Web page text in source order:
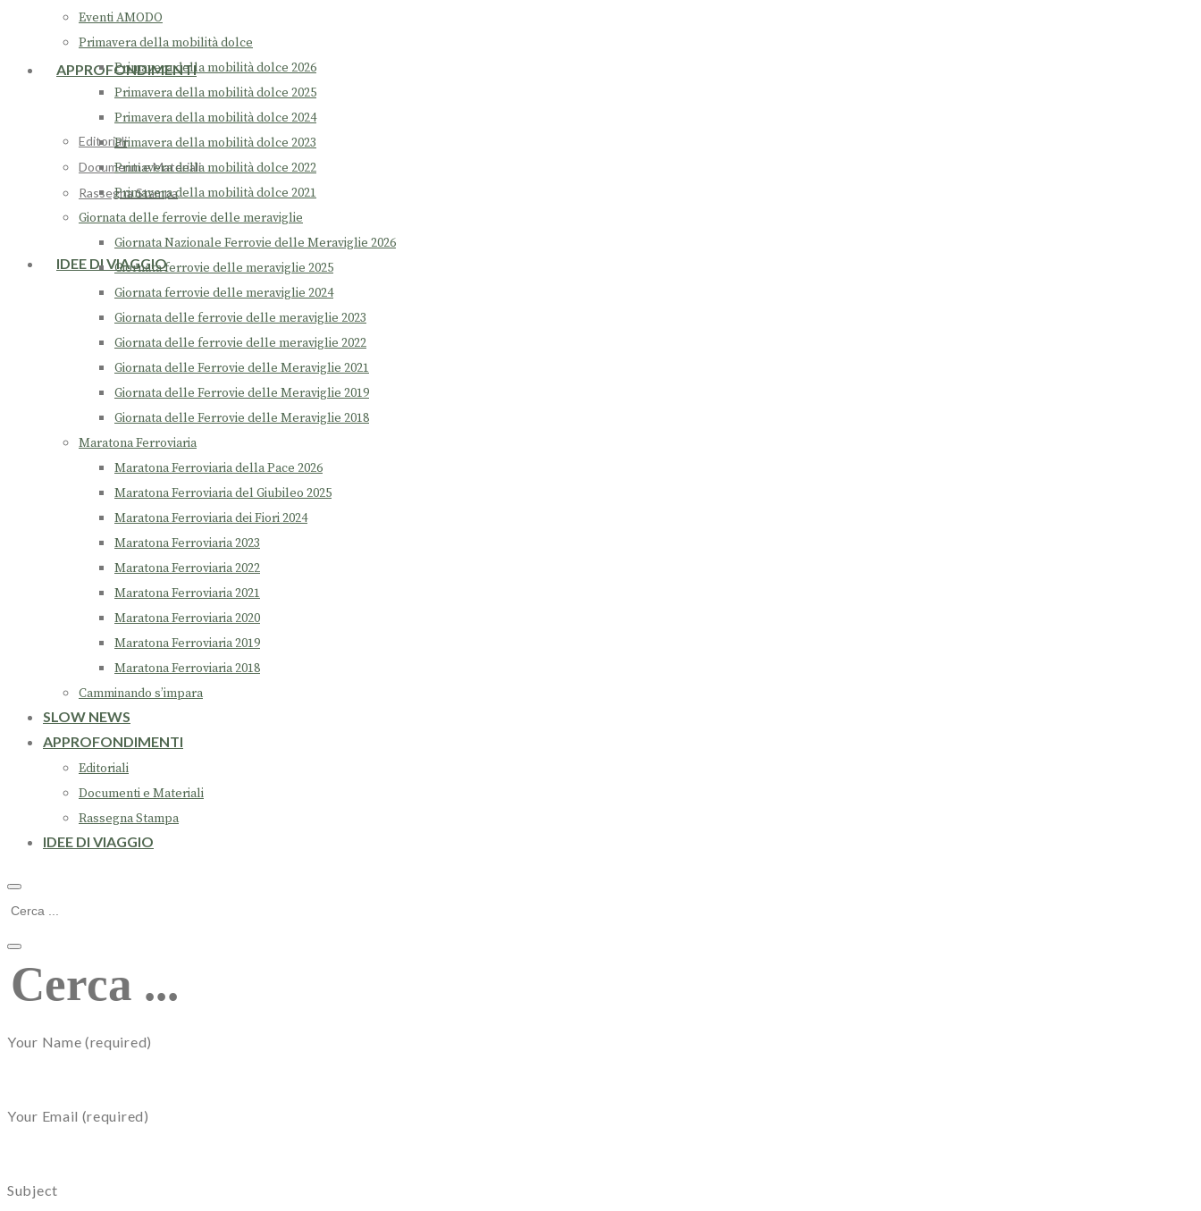
APPROFONDIMENTI
Editoriali
Documenti e Materiali
Rassegna Stampa
IDEE DI VIAGGIO
Eventi AMODO
Primavera della mobilità dolce
Primavera della mobilità dolce 2026
Primavera della mobilità dolce 2025
Primavera della mobilità dolce 2024
Primavera della mobilità dolce 2023
Primavera della mobilità dolce 2022
Primavera della mobilità dolce 2021
Giornata delle ferrovie delle meraviglie
Giornata Nazionale Ferrovie delle Meraviglie 2026
Giornata ferrovie delle meraviglie 2025
Giornata ferrovie delle meraviglie 2024
Giornata delle ferrovie delle meraviglie 2023
Giornata delle ferrovie delle meraviglie 2022
Giornata delle Ferrovie delle Meraviglie 2021
Giornata delle Ferrovie delle Meraviglie 2019
Giornata delle Ferrovie delle Meraviglie 2018
Maratona Ferroviaria
Maratona Ferroviaria della Pace 2026
Maratona Ferroviaria del Giubileo 2025
Maratona Ferroviaria dei Fiori 2024
Maratona Ferroviaria 2023
Maratona Ferroviaria 2022
Maratona Ferroviaria 2021
Maratona Ferroviaria 2020
Maratona Ferroviaria 2019
Maratona Ferroviaria 2018
Camminando s’impara
SLOW NEWS
APPROFONDIMENTI
Editoriali
Documenti e Materiali
Rassegna Stampa
IDEE DI VIAGGIO
Your Name (required)
Your Email (required)
Subject